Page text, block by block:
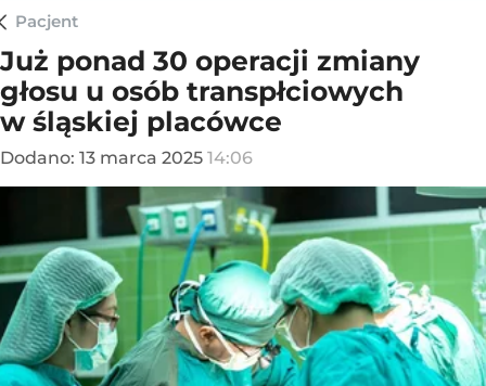
Pacjent
Już ponad 30 operacji zmiany
głosu u osób transpłciowych
w śląskiej placówce
Dodano: 13 marca 2025 14:06